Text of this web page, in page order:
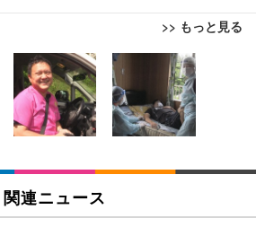
>> もっと見る
オフィスチェア 椅子 テレワーク 疲れな
げ式アームレスト コンパクト 約105度ロッ
事務椅子 360度回転 座面昇降 強化ナイロ
ス 通気性メッシュ 在宅ワーク H-WY01
+黒足)
オフィスチェア／デスクチェア メッシ
人間工学 疲れない ブラック
ネス向けプレミアムモニター | FlexScan
WT | 31.5型4K UHD・USB Type-C・ホワ
ネス向けプレミアムモニター | FlexScan
ーシック ペットシーツ 薄型 レギュラー 1
無香料 ホワイト 300枚
ーシック ペットシーツ 厚型 ワイド 42枚
) ホワイト(吸収面:ライトブルー)
関連ニュース